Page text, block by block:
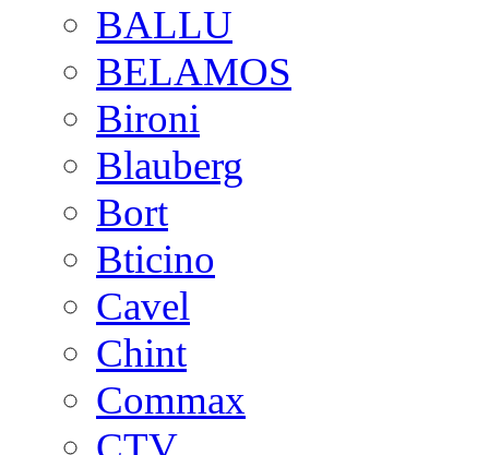
BALLU
BELAMOS
Bironi
Blauberg
Bort
Bticino
Cavel
Chint
Commax